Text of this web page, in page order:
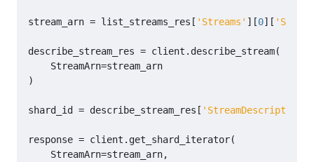
stream_arn = list_streams_res [ 'Streams' ][0][
describe_stream_res = client . describe_stream(
StreamArn=stream_arn
)
shard_id = describe_stream_res [ 'StreamDescription'
response = client . get_shard_iterator(
StreamArn=stream_arn,